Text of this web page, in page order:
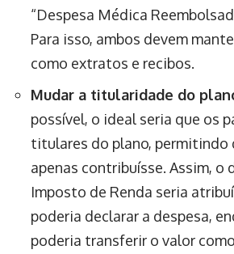
“Despesa Médica
Para isso, ambos devem
como extratos e recibos.
Mudar a titularidade do
possível, o ideal seria que os
titulares do plano, permitindo
apenas contribuísse. Assim, o
Imposto de Renda seria
poderia declarar a despesa,
poderia transferir o valor